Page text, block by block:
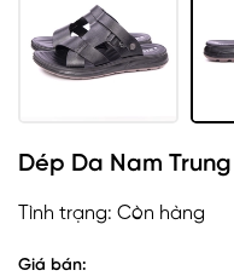
Dép Da Nam
Tình trạng: Còn hàng
Giá bán: